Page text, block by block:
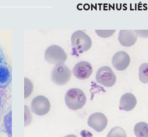
CONTENUS LIÉS